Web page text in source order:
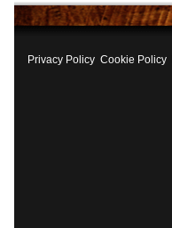
Privacy Policy Cookie Policy